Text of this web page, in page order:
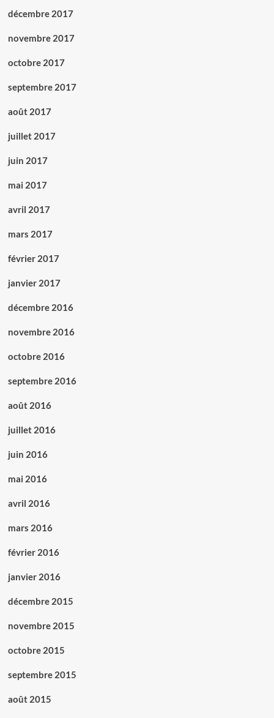
décembre 2017
novembre 2017
octobre 2017
septembre 2017
août 2017
juillet 2017
juin 2017
mai 2017
avril 2017
mars 2017
février 2017
janvier 2017
décembre 2016
novembre 2016
octobre 2016
septembre 2016
août 2016
juillet 2016
juin 2016
mai 2016
avril 2016
mars 2016
février 2016
janvier 2016
décembre 2015
novembre 2015
octobre 2015
septembre 2015
août 2015